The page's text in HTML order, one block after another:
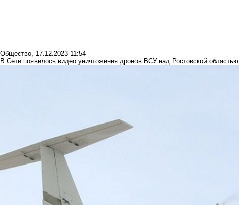
Общество, 17.12.2023 11:54
В Сети появилось видео уничтожения дронов ВСУ над Ростовской областью